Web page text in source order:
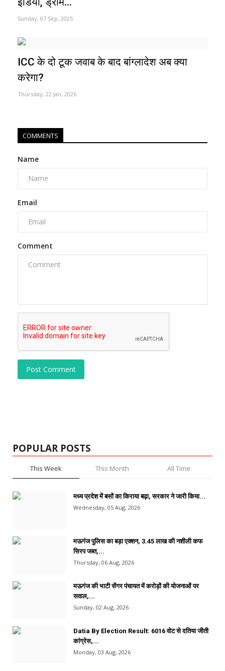
Sunday, 07 Sep, 2025
ICC के दो टूक जवाब के बाद बांग्लादेश अब क्या
करेगा?
Thursday, 22 Jan, 2026
COMMENTS
Name
Email
Comment
Post Comment
POPULAR POSTS
This Week This Month All Time
मध्य प्रदेश में बसों का किराया बढ़ा, सरकार ने जारी किया...
Wednesday, 05 Aug, 2026
मऊगंज पुलिस का बड़ा एक्शन, 3.45 लाख की नशीली कफ
सिरप जब्त,...
Thursday, 06 Aug, 2026
मऊगंज की भाटी सेंगर पंचायत में करोड़ों की योजनाओं पर
सवाल,...
Sunday, 02 Aug, 2026
Datia By Election Result: 6016 वोट से दतिया जीती
कांग्रेस,...
Monday, 03 Aug, 2026